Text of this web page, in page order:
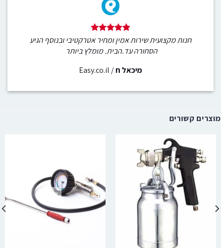
חנות מקצועית שירות אמין ומחיר אטרקטיבי ובנוסף הגיע
הסחורה עד.הבית. מומלץ ביותר
מיכאל ח/
Easy.co.il
מוצרים קשורים